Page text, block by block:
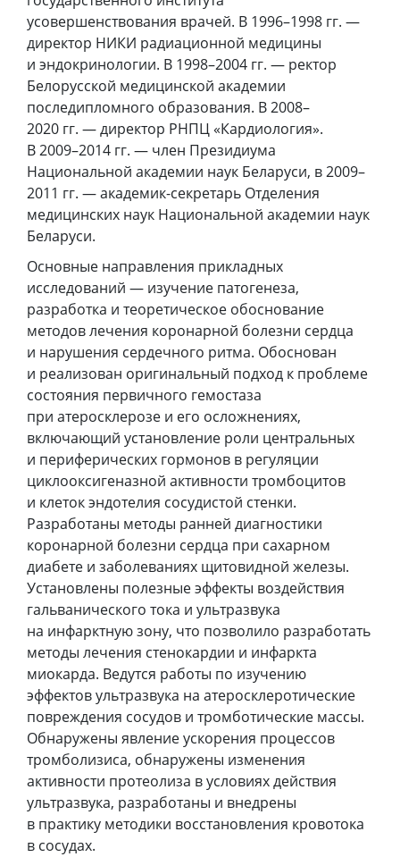
усовершенствования врачей. В 1996–1998 гг. —
директор НИКИ радиационной медицины
и эндокринологии. В 1998–2004 гг. — ректор
Белорусской медицинской академии
последипломного образования. В 2008–
2020 гг. — директор РНПЦ «Кардиология».
В 2009–2014 гг. — член Президиума
Национальной академии наук Беларуси, в 2009–
2011 гг. — академик-секретарь Отделения
медицинских наук Национальной академии наук
Беларуси.
Основные направления прикладных
исследований — изучение патогенеза,
разработка и теоретическое обоснование
методов лечения коронарной болезни сердца
и нарушения сердечного ритма. Обоснован
и реализован оригинальный подход к проблеме
состояния первичного гемостаза
при атеросклерозе и его осложнениях,
включающий установление роли центральных
и периферических гормонов в регуляции
циклооксигеназной активности тромбоцитов
и клеток эндотелия сосудистой стенки.
Разработаны методы ранней диагностики
коронарной болезни сердца при сахарном
диабете и заболеваниях щитовидной железы.
Установлены полезные эффекты воздействия
гальванического тока и ультразвука
на инфарктную зону, что позволило разработать
методы лечения стенокардии и инфаркта
миокарда. Ведутся работы по изучению
эффектов ультразвука на атеросклеротические
повреждения сосудов и тромботические массы.
Обнаружены явление ускорения процессов
тромболизиса, обнаружены изменения
активности протеолиза в условиях действия
ультразвука, разработаны и внедрены
в практику методики восстановления кровотока
в сосудах.